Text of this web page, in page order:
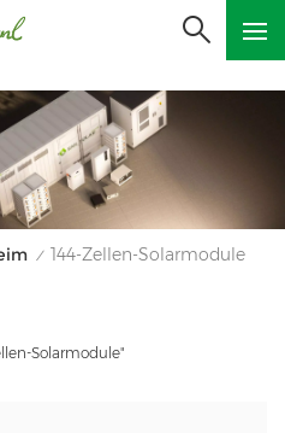
/ 144-Zellen-Solarmodule
Solarmodule"